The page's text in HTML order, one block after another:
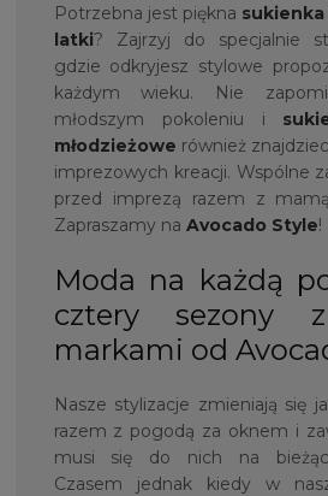
Potrzebna jest piękna sukienka
latki? Zajrzyj do specjalnie
gdzie odkryjesz stylowe
każdym wieku. Nie
młodszym pokoleniu i
młodzieżowe również
imprezowych kreacji. Wspólne
przed imprezą razem z
Zapraszamy na Avocado Style!
Moda na każdą
cztery sezony
markami od
Nasze stylizacje zmieniają się
razem z pogodą za oknem i
musi się do nich na
Czasem jednak kiedy w